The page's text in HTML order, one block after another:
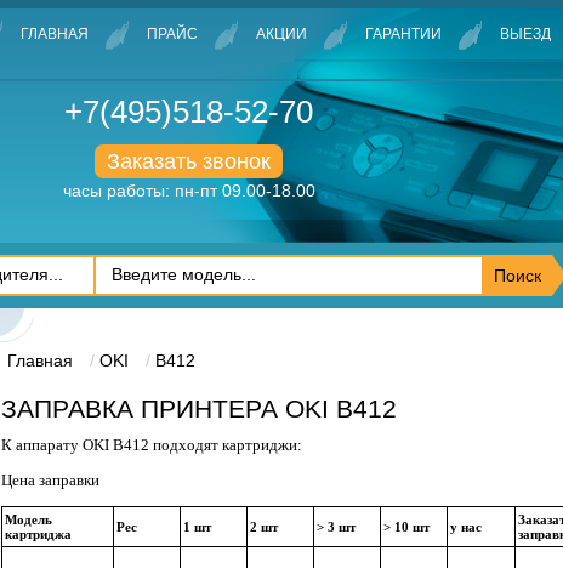
ГЛАВНАЯ ПРАЙС АКЦИИ ГАРАНТИИ ВЫЕЗД
+7(495)518-52-70
Заказать звонок
часы работы: пн-пт 09.00-18.00
Главная OKI B412
ЗАПРАВКА ПРИНТЕРА OKI B412
К аппарату OKI B412 подходят картриджи:
Цена заправки
Модель
картриджа
Рес 1 шт 2 шт > 3 шт > 10 шт у нас